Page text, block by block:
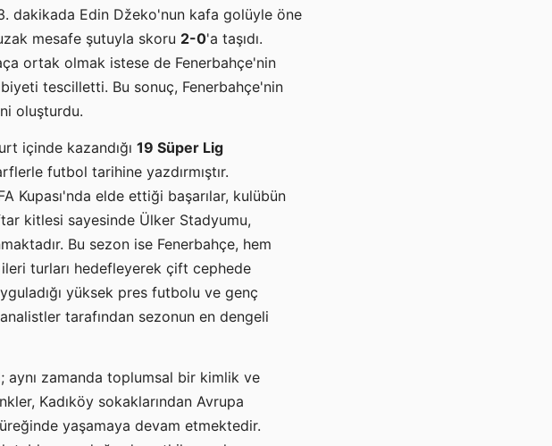
dakikada Edin Džeko'nun kafa golüyle öne
mesafe şutuyla skoru 2-0'a taşıdı.
ortak olmak istese de Fenerbahçe'nin
tescilletti. Bu sonuç, Fenerbahçe'nin
oluşturdu.
içinde kazandığı 19 Süper Lig
futbol tarihine yazdırmıştır.
Kupası'nda elde ettiği başarılar, kulübün
kitlesi sayesinde Ülker Stadyumu,
Bu sezon ise Fenerbahçe, hem
turları hedefleyerek çift cephede
yüksek pres futbolu ve genç
tarafından sezonun en dengeli
aynı zamanda toplumsal bir kimlik ve
Kadıköy sokaklarından Avrupa
yaşamaya devam etmektedir.